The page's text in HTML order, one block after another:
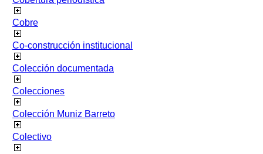
Cobre
Co-construcción institucional
Colección documentada
Colecciones
Colección Muniz Barreto
Colectivo